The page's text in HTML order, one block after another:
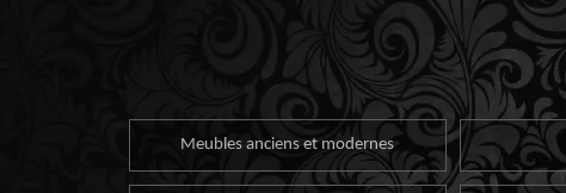
Meubles anciens et modernes